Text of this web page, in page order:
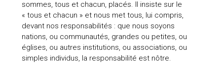
sommes, tous et chacun, placés. Il insiste sur le
« tous et chacun » et nous met tous, lui compris,
devant nos responsabilités : que nous soyons
nations, ou communautés, grandes ou petites, ou
églises, ou autres institutions, ou associations, ou
simples individus, la responsabilité est nôtre.